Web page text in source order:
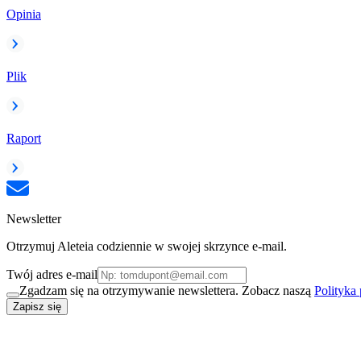
Opinia
Plik
Raport
Newsletter
Otrzymuj Aleteia codziennie w swojej skrzynce e-mail.
Twój adres e-mail
Zgadzam się na otrzymywanie newslettera. Zobacz naszą Polityka
Zapisz się